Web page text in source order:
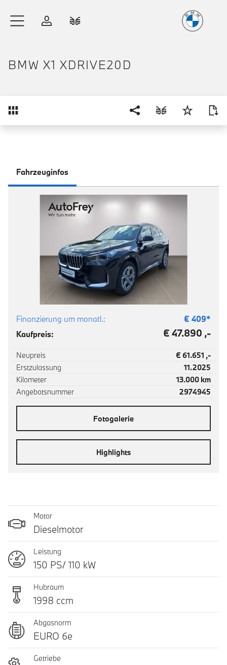
Anmelden
BMW X1 XDRIVE20D
Fahrzeuginfos
Finanzierung um monatl.: € 409*
Kaufpreis:
€ 47.890 ,-
Neupreis
€ 61.651 ,-
Erstzulassung
11.2025
Kilometer
13.000 km
Angebotsnummer
2974945
Fotogalerie
Highlights
Motor
Dieselmotor
Leistung
150 PS/ 110 kW
Hubraum
1998 ccm
Abgasnorm
EURO 6e
Getriebe